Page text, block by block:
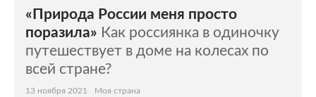
«Природа России меня просто
поразила» Как россиянка в одиночку
путешествует в доме на колесах по
всей стране?
13 ноября 2021 Моя страна